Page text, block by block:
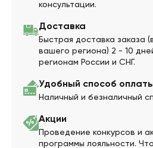
консультации.
Доставка
Быстрая доставка заказа
вашего региона) 2 - 10
регионам России и СНГ.
Удобный способ
Наличный и безналичный
Акции
Проведение конкурсов и
программы лояльности.